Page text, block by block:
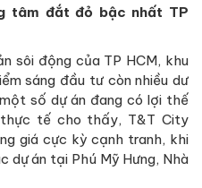
tâm đắt đỏ bậc nhất TP
sôi động của TP HCM, khu
sáng đầu tư còn nhiều dư
số dự án đang có lợi thế
tế cho thấy, T&T City
giá cực kỳ cạnh tranh, khi
dự án tại Phú Mỹ Hưng, Nhà